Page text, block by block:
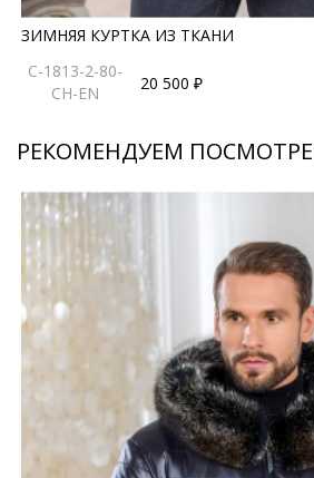
ЗИМНЯЯ КУРТКА ИЗ ТКАНИ
C-1813-2-80-
CH-EN
20 500 ₽
РЕКОМЕНДУЕМ